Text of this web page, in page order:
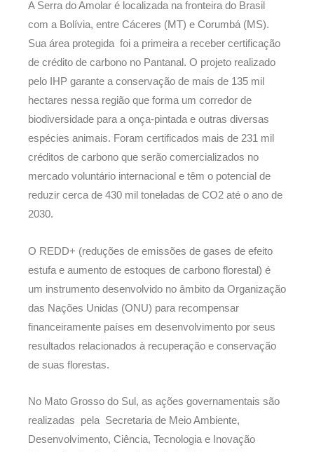
A Serra do Amolar é localizada na fronteira do Brasil
com a Bolívia, entre Cáceres (MT) e Corumbá (MS).
Sua área protegida foi a primeira a receber certificação
de crédito de carbono no Pantanal. O projeto realizado
pelo IHP garante a conservação de mais de 135 mil
hectares nessa região que forma um corredor de
biodiversidade para a onça-pintada e outras diversas
espécies animais. Foram certificados mais de 231 mil
créditos de carbono que serão comercializados no
mercado voluntário internacional e têm o potencial de
reduzir cerca de 430 mil toneladas de CO2 até o ano de
2030.
O REDD+ (reduções de emissões de gases de efeito
estufa e aumento de estoques de carbono florestal) é
um instrumento desenvolvido no âmbito da Organização
das Nações Unidas (ONU) para recompensar
financeiramente países em desenvolvimento por seus
resultados relacionados à recuperação e conservação
de suas florestas.
No Mato Grosso do Sul, as ações governamentais são
realizadas pela Secretaria de Meio Ambiente,
Desenvolvimento, Ciência, Tecnologia e Inovação